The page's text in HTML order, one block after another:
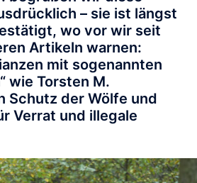
– sie ist längst
wo vor wir seit
Artikeln warnen:
mit sogenannten
wie Torsten M.
Schutz der Wölfe und
Verrat und illegale